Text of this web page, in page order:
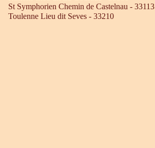
St Symphorien Chemin de Castelnau - 33113
Toulenne Lieu dit Seves - 33210